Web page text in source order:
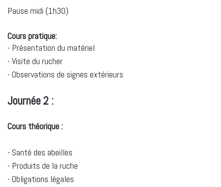
Pause midi (1h30)
Cours pratique:
- Présentation du matériel
- Visite du rucher
- Observations de signes extérieurs
Journée 2 :
Cours théorique :
- Santé des abeilles
- Produits de la ruche
- Obligations légales